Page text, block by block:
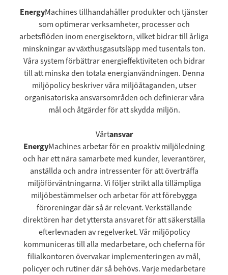
‍EnergyMachines tillhandahåller produkter och tjänster
som optimerar verksamheter, processer och
arbetsflöden inom energisektorn, vilket bidrar till årliga
minskningar av växthusgasutsläpp med tusentals ton.
Våra system förbättrar energieffektiviteten och bidrar
till att minska den totala energianvändningen. Denna
miljöpolicy beskriver våra miljöåtaganden, utser
organisatoriska ansvarsområden och definierar våra
mål och åtgärder för att skydda miljön.
‍Vårtansvar
‍EnergyMachines arbetar för en proaktiv miljöledning
och har ett nära samarbete med kunder, leverantörer,
anställda och andra intressenter för att överträffa
miljöförväntningarna. Vi följer strikt alla tillämpliga
miljöbestämmelser och arbetar för att förebygga
föroreningar där så är relevant. Verkställande
direktören har det yttersta ansvaret för att säkerställa
efterlevnaden av regelverket. Vår miljöpolicy
kommuniceras till alla medarbetare, och cheferna för
filialkontoren övervakar implementeringen av mål,
policyer och rutiner där så behövs. Varje medarbetare